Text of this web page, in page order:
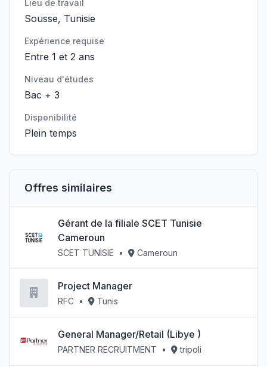
Lieu de travail
Sousse, Tunisie
Expérience requise
Entre 1 et 2 ans
Niveau d'études
Bac + 3
Disponibilité
Plein temps
Offres similaires
Gérant de la filiale SCET Tunisie
Cameroun
SCET TUNISIE • Cameroun
Project Manager
RFC • Tunis
General Manager/Retail (Libye )
PARTNER RECRUITMENT • tripoli